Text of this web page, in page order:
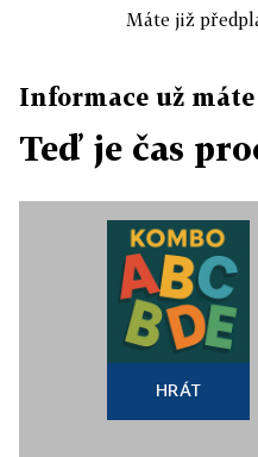
Máte již
Informace už máte
Teď je čas
HRÁT